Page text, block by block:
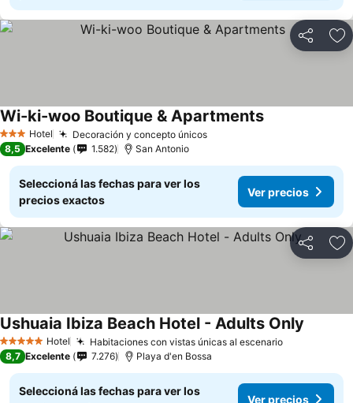
Compartir
3 Estrellas
Hotel Decoración y concepto únicos
Wi-ki-woo Boutique & Apartments
8,5 Excelente 1.582 San Antonio
Seleccioná las fechas para ver los
precios exactos
Ver precios
Compartir
5 Estrellas Hotel Habitaciones con vistas únicas al escenario
Ushuaia Ibiza Beach Hotel - Adults Only
8,7 Excelente 7.276 Playa d'en Bossa
Seleccioná las fechas para ver los
Ver precios